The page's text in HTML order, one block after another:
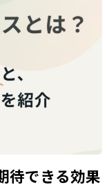
待できる効果